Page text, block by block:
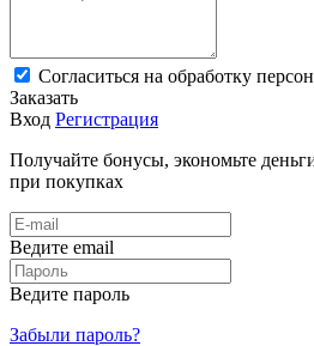
Cогласиться на обработку
Заказать
Вход Регистрация
Получайте бонусы, экономьте
при покупках
Ведите email
Ведите пароль
Забыли пароль?